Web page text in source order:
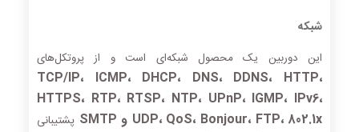
شبکه
این دوربین یک محصول شبکه‌ای است و از پروتکل‌های
TCP/IP، ICMP، DHCP، DNS، DDNS، HTTP،
HTTPS، RTP، RTSP، NTP، UPnP، IGMP، IPv6،
UDP، QoS، Bonjour، FTP، 802.1x و SMTP
پشتیبانی